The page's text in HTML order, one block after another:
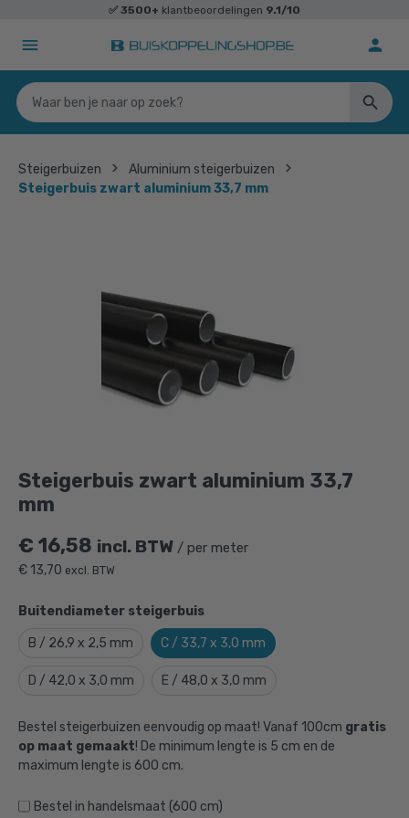
✅ 3500+ klantbeoordelingen 9.1/10
Steigerbuizen
Aluminium steigerbuizen
Steigerbuis zwart aluminium 33,7 mm
Steigerbuis zwart aluminium 33,7
mm
€ 16,58 incl. BTW / per meter
€ 13,70 excl. BTW
Buitendiameter steigerbuis
B / 26,9 x 2,5 mm C / 33,7 x 3,0 mm
D / 42,0 x 3,0 mm E / 48,0 x 3,0 mm
Bestel steigerbuizen eenvoudig op maat! Vanaf 100cm gratis
op maat gemaakt! De minimum lengte is 5 cm en de
maximum lengte is 600 cm.
Bestel in handelsmaat (600 cm)